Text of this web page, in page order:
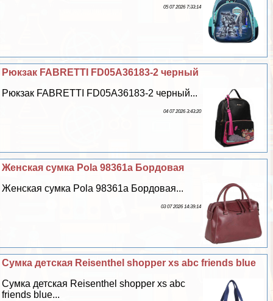
05 07 2026 7:33:14
Рюкзак FABRETTI FD05A36183-2 черный
Рюкзак FABRETTI FD05A36183-2 черный...
04 07 2026 3:43:20
Женская сумка Pola 98361а Бордовая
Женская сумка Pola 98361а Бордовая...
03 07 2026 14:39:14
Сумка детская Reisenthel shopper xs abc friends blue
Сумка детская Reisenthel shopper xs abc
friends blue...